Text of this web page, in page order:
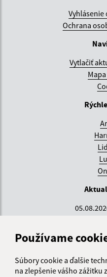
Používame
Súbory cookie a ďalšie
na zlepšenie vášho zážitku
Ochrana
Vytlačiť
Správca obsahu je